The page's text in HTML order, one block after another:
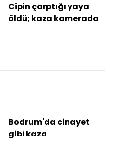
Cipin çarptığı yaya
öldü; kaza kamerada
Bodrum'da cinayet
gibi kaza